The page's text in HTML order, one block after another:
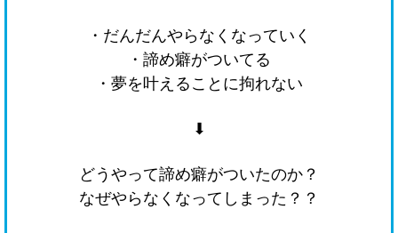
・だんだんやらなくなっていく
・諦め癖がついてる
・夢を叶えることに拘れない
⬇
どうやって諦め癖がついたのか？
なぜやらなくなってしまった？？